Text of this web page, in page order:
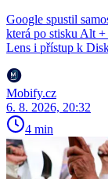
Google spustil
která po stisku Alt
Lens i přístup k
Mobify.cz
6. 8. 2026, 20:32
4 min